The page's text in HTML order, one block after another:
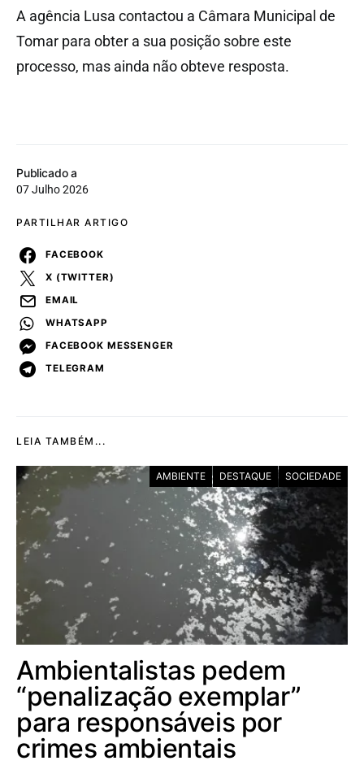
Publicado a
07 Julho 2026
PARTILHAR ARTIGO
FACEBOOK
X (TWITTER)
EMAIL
WHATSAPP
FACEBOOK MESSENGER
TELEGRAM
A agência Lusa contactou a Câmara Municipal de
Tomar para obter a sua posição sobre este
processo, mas ainda não obteve resposta.
LEIA TAMBÉM...
AMBIENTE DESTAQUE SOCIEDADE
Ambientalistas pedem
“penalização exemplar”
para responsáveis por
crimes ambientais